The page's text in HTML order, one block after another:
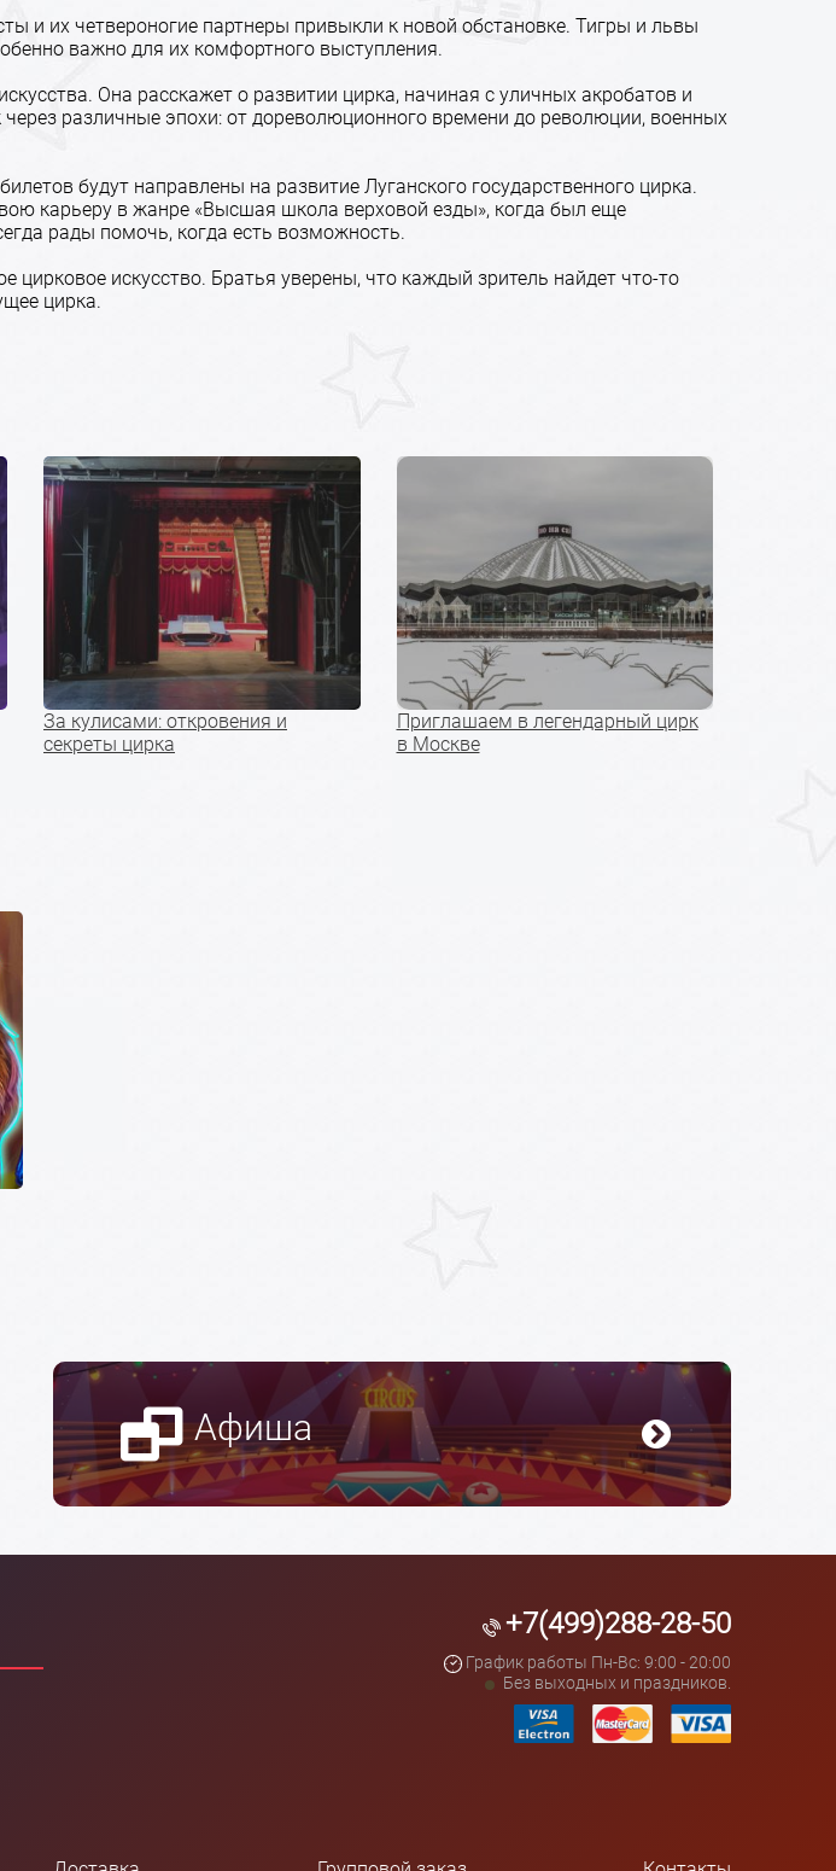
и их четвероногие партнеры привыкли к новой обстановке. Тигры и львы
важно для их комфортного выступления.
Она расскажет о развитии цирка, начиная с уличных акробатов и
различные эпохи: от дореволюционного времени до революции, военных
будут направлены на развитие Луганского государственного цирка.
карьеру в жанре «Высшая школа верховой езды», когда был еще
рады помочь, когда есть возможность.
цирковое искусство. Братья уверены, что каждый зритель найдет что-то
цирка.
За кулисами: откровения и
секреты цирка
Приглашаем в легендарный цирк
в Москве
Афиша
+7(499)288-28-50
График работы Пн-Вс: 9:00 - 20:00
Без выходных и праздников.